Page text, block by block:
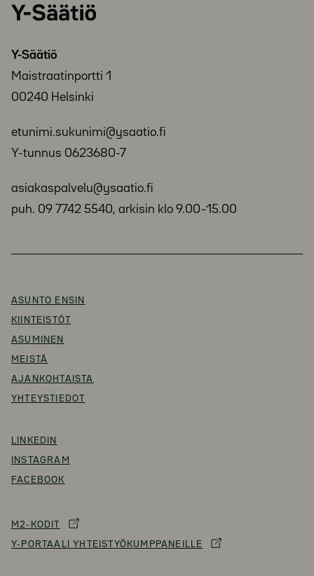
Y-
Y-Säätiö
Maistraatinportti 1
00240 Helsinki
etunimi.sukunimi@ysaatio.fi
Y-tunnus 0623680-7
asiakaspalvelu@ysaatio.fi
puh. 09 7742 5540, arkisin klo 9.00–15.00
ASUNTO ENSIN
KIINTEISTÖT
ASUMINEN
MEISTÄ
AJANKOHTAISTA
YHTEYSTIEDOT
LINKEDIN
INSTAGRAM
FACEBOOK
M2-KODIT
Y-PORTAALI YHTEISTYÖKUMPPANEILLE